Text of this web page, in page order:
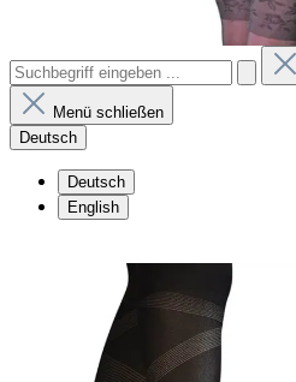
Menü schließen
Deutsch
Deutsch
English